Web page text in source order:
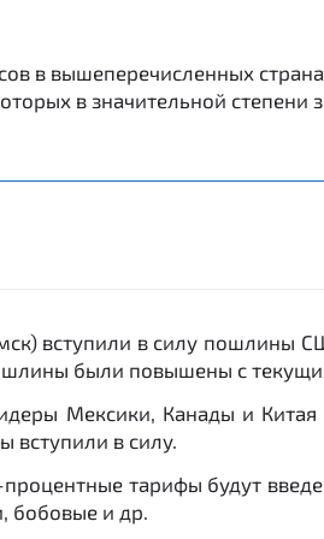
в вышеперечисленных
в значительной степени
вступили в силу пошлины
были повышены с
Мексики, Канады и Китая
вступили в силу.
тарифы будут
бобовые и др.